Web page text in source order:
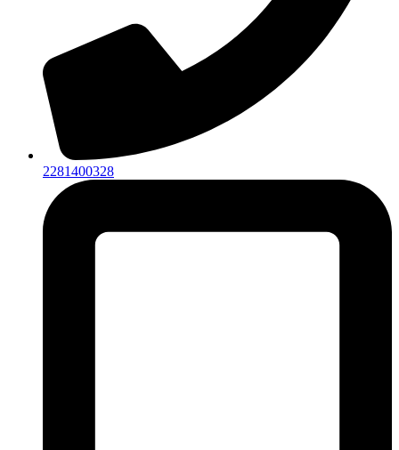
2281400328